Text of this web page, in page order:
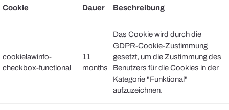
Cookie Dauer Beschreibung
cookielawinfo-
checkbox-functional
11
months
Das Cookie wird durch die
GDPR-Cookie-Zustimmung
gesetzt, um die Zustimmung des
Benutzers für die Cookies in der
Kategorie "Funktional"
aufzuzeichnen.